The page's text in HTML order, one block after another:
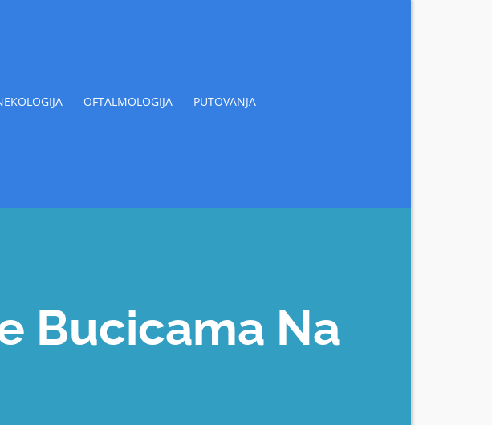
OFTALMOLOGIJA PUTOVANJA
Bucicama Na